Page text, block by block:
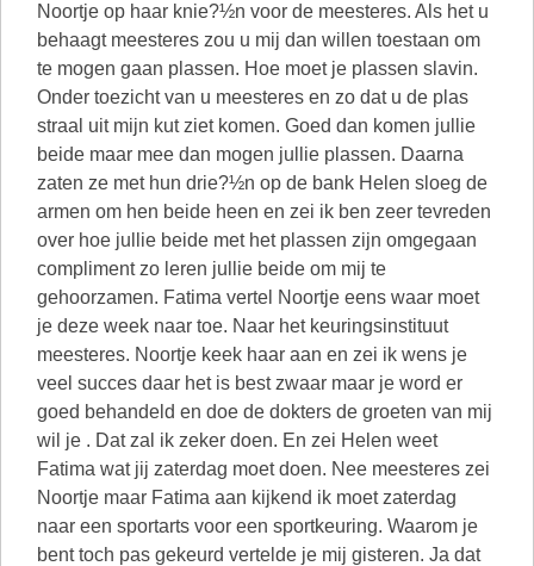
Noortje op haar knie?½n voor de meesteres. Als het u
behaagt meesteres zou u mij dan willen toestaan om
te mogen gaan plassen. Hoe moet je plassen slavin.
Onder toezicht van u meesteres en zo dat u de plas
straal uit mijn kut ziet komen. Goed dan komen jullie
beide maar mee dan mogen jullie plassen. Daarna
zaten ze met hun drie?½n op de bank Helen sloeg de
armen om hen beide heen en zei ik ben zeer tevreden
over hoe jullie beide met het plassen zijn omgegaan
compliment zo leren jullie beide om mij te
gehoorzamen. Fatima vertel Noortje eens waar moet
je deze week naar toe. Naar het keuringsinstituut
meesteres. Noortje keek haar aan en zei ik wens je
veel succes daar het is best zwaar maar je word er
goed behandeld en doe de dokters de groeten van mij
wil je . Dat zal ik zeker doen. En zei Helen weet
Fatima wat jij zaterdag moet doen. Nee meesteres zei
Noortje maar Fatima aan kijkend ik moet zaterdag
naar een sportarts voor een sportkeuring. Waarom je
bent toch pas gekeurd vertelde je mij gisteren. Ja dat